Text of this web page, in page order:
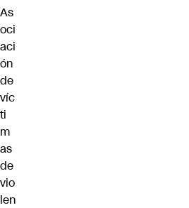
As
oci
aci
ón
de
víc
ti
m
as
de
vio
len